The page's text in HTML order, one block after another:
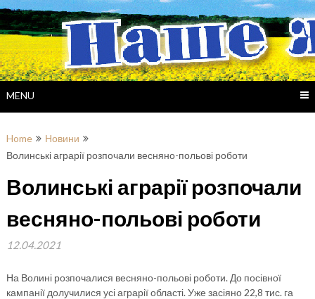
Skip
to
content
MENU
Home
Новини
Волинські аграрії розпочали весняно-польові роботи
Волинські аграрії розпочали
весняно-польові роботи
12.04.2021
На Волині розпочалися весняно-польові роботи. До посівної
кампанії долучилися усі аграрії області. Уже засіяно 22,8 тис. га